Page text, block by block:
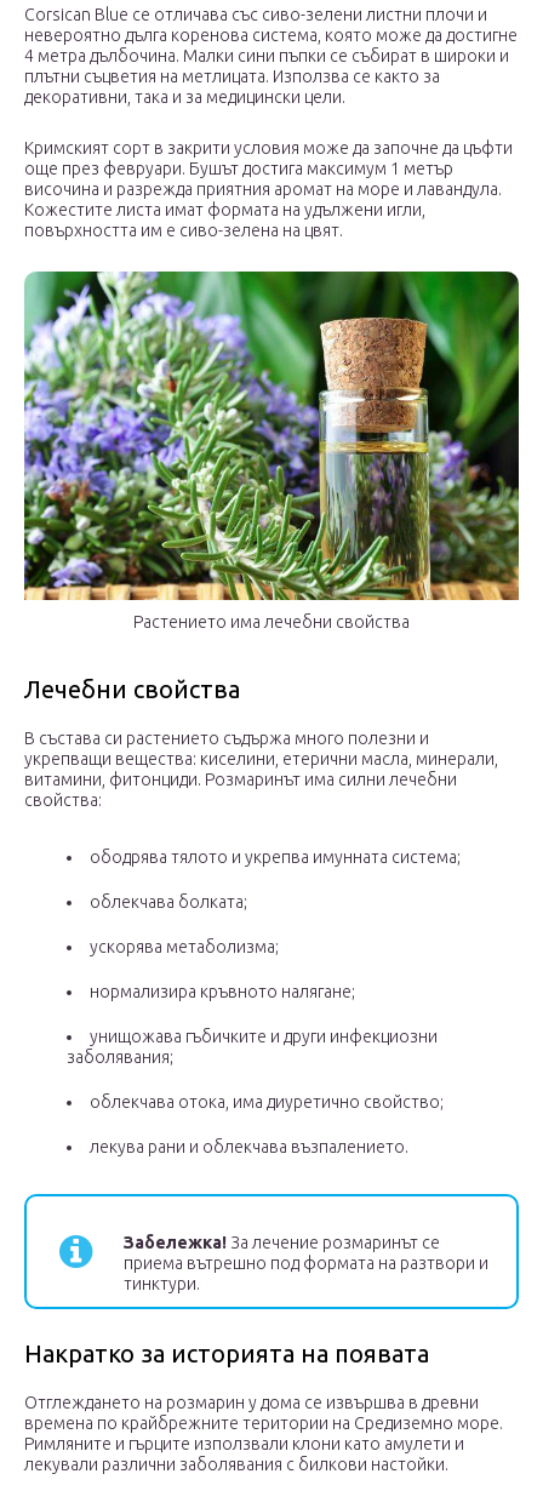
Corsican Blue се отличава със сиво-зелени листни плочи и
невероятно дълга коренова система, която може да достигне
4 метра дълбочина. Малки сини пъпки се събират в широки и
плътни съцветия на метлицата. Използва се както за
декоративни, така и за медицински цели.
Кримският сорт в закрити условия може да започне да цъфти
още през февруари. Бушът достига максимум 1 метър
височина и разрежда приятния аромат на море и лавандула.
Кожестите листа имат формата на удължени игли,
повърхността им е сиво-зелена на цвят.
Растението има лечебни свойства
Лечебни свойства
В състава си растението съдържа много полезни и
укрепващи вещества: киселини, етерични масла, минерали,
витамини, фитонциди. Розмаринът има силни лечебни
свойства:
ободрява тялото и укрепва имунната система;
облекчава болката;
ускорява метаболизма;
нормализира кръвното налягане;
унищожава гъбичките и други инфекциозни
заболявания;
облекчава отока, има диуретично свойство;
лекува рани и облекчава възпалението.
Забележка! За лечение розмаринът се
приема вътрешно под формата на разтвори и
тинктури.
Накратко за историята на появата
Отглеждането на розмарин у дома се извършва в древни
времена по крайбрежните територии на Средиземно море.
Римляните и гърците използвали клони като амулети и
лекували различни заболявания с билкови настойки.